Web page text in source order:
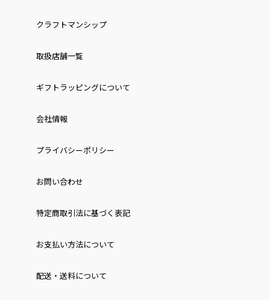
クラフトマンシップ
取扱店舗一覧
ギフトラッピングについて
会社情報
プライバシーポリシー
お問い合わせ
特定商取引法に基づく表記
お⽀払い⽅法について
配送・送料について